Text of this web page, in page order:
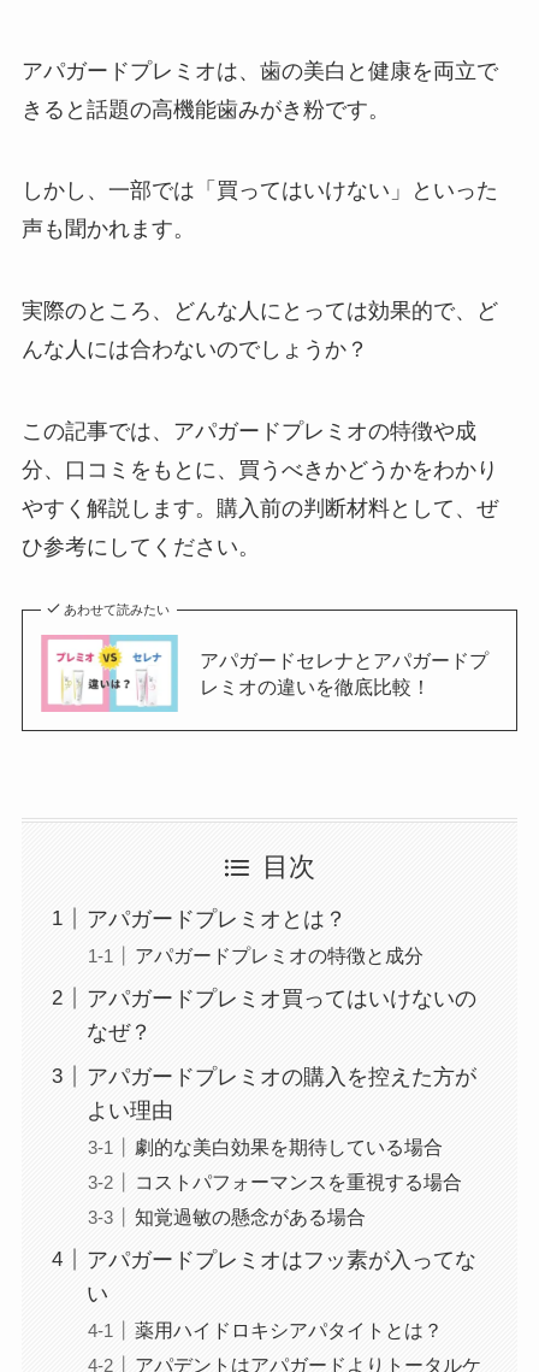
アパガードプレミオは、歯の美白と健康を両立で
きると話題の高機能歯みがき粉です。
しかし、一部では「買ってはいけない」といった
声も聞かれます。
実際のところ、どんな人にとっては効果的で、ど
んな人には合わないのでしょうか？
この記事では、アパガードプレミオの特徴や成
分、口コミをもとに、買うべきかどうかをわかり
やすく解説します。購入前の判断材料として、ぜ
ひ参考にしてください。
あわせて読みたい
アパガードセレナとアパガードプ
レミオの違いを徹底比較！
目次
アパガードプレミオとは？
アパガードプレミオの特徴と成分
アパガードプレミオ買ってはいけないの
なぜ？
アパガードプレミオの購入を控えた方が
よい理由
劇的な美白効果を期待している場合
コストパフォーマンスを重視する場合
知覚過敏の懸念がある場合
アパガードプレミオはフッ素が入ってな
い
薬用ハイドロキシアパタイトとは？
アパデントはアパガードよりトータルケ